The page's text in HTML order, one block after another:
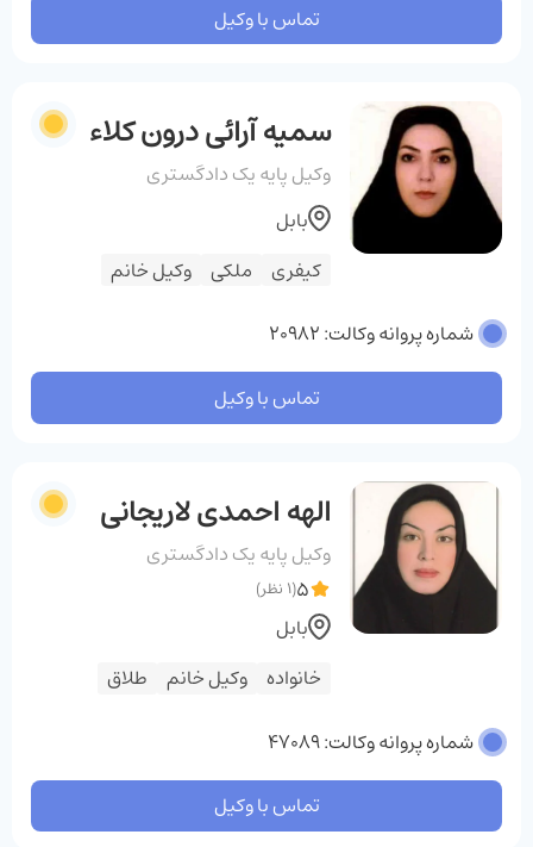
تماس با وکیل
سمیه آرائی درون کلاء
وکیل پایه یک دادگستری
کیفری ملکی وکیل خانم
بابل
شماره پروانه وکالت: 20982
تماس با وکیل
الهه احمدی لاریجانی
وکیل پایه یک دادگستری
5(1 نظر)
خانواده وکیل خانم طلاق
بابل
شماره پروانه وکالت: 47089
تماس با وکیل